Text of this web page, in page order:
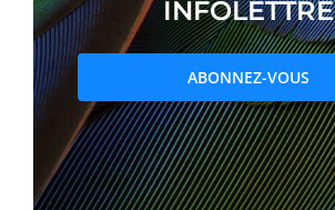
PRIX ET DISTINCTIONS
Recherche
Répertoire
Ressources
INFOLETTRE
ABONNEZ-VOUS